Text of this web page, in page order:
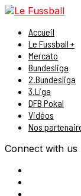
Accueil
Le Fussball +
Mercato
Bundesliga
2.Bundesliga
3.Liga
DFB Pokal
Vidéos
Nos
Connect with us